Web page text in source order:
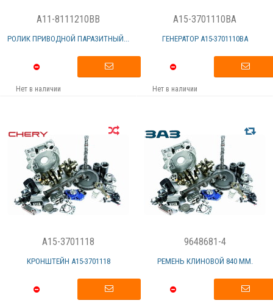
A11-8111210BB
РОЛИК ПРИВОДНОЙ ПАРАЗИТНЫЙ...
Нет в наличии
A15-3701110BA
ГЕНЕРАТОР А15-3701110ВА
Нет в наличии
A15-3701118
КРОНШТЕЙН А15-3701118
9648681-4
РЕМЕНЬ КЛИНОВОЙ 840 ММ.